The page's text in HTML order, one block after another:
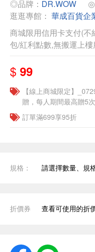
◎品牌： DR.WOW ◎
逛逛專館： 華成百貨企
商城限用信用卡支付(
包/紅利點數,無搬運上
$ 99
【線上商城限定】
贈，每人期間最高贈5
訂單滿699享95折
規格： 請選擇數量、規
折價券 查看可使用的折